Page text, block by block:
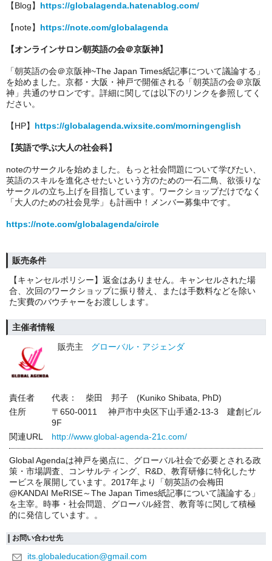
【Blog】 https://globalagenda.hatenablog.com/
【note】 https://note.com/globalagenda
【オンラインサロン朝英語の会＠京阪神】
「朝英語の会＠京阪神~The Japan Times紙記事について議論する」
を始めました。京都・大阪・神戸で開催される「朝英語の会＠京阪
神」共通のサロンです。詳細に関しては以下のリンクを参照してく
ださい。
【HP】 https://globalagenda.wixsite.com/morningenglish
【英語で学ぶ大人の社会科】
noteのサークルを始めました。もっと社会問題について学びたい、
英語のスキルを進化させたいという方のための一石二鳥、欲張りな
サークルの立ち上げを目指しています。ワークショップだけでなく
「大人のための社会見学」も計画中！メンバー募集中です。
https://note.com/globalagenda/circle
販売条件
【キャンセルポリシー】返金はありません。キャンセルされた場
合、次回のワークショップに振り替え、または手数料などを除い
た実費のバウチャーをお渡しします。
主催者情報
販売主
グローバル・アジェンダ
責任者
代表： 柴田 邦子 (Kuniko Shibata, PhD)
住所
〒650-0011 神戸市中央区下山手通2-13-3 建創ビル
9F
関連URL
http://www.global-agenda-21c.com/
Global Agendaは神戸を拠点に、グローバル社会で必要とされる政
策・市場調査、コンサルティング、R&D、教育研修に特化したサ
ービスを展開しています。2017年より「朝英語の会梅田
@KANDAI MeRISE～The Japan Times紙記事について議論する」
を主宰。時事・社会問題、グローバル経営、教育等に関して積極
的に発信しています。。
お問い合わせ先
its.globaleducation@gmail.com